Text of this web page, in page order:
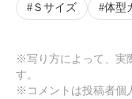
Ｓサイズ
体型
※写り方によって、実
す。
※コメントは投稿者個